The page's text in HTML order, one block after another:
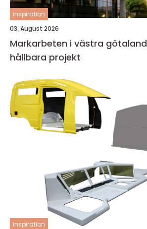
inspiration
03. August 2026
Markarbeten i västra götaland grunden för
hållbara projekt
inspiration